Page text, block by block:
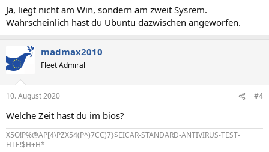
:
Ja, liegt nicht am Win, sondern am zweit Sysrem.
Wahrscheinlich hast du Ubuntu dazwischen angeworfen.
madmax2010
Fleet Admiral
10. August 2020 #4
Welche Zeit hast du im bios?
X5O!P%@AP[4\PZX54(P^)7CC)7}$EICAR-STANDARD-ANTIVIRUS-TEST-
FILE!$H+H*